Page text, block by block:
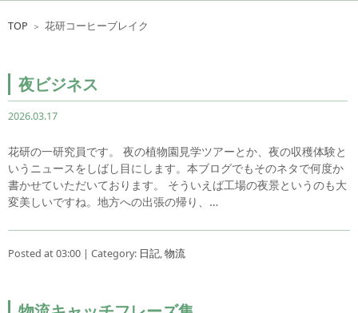
TOP ＞ 花研コーヒーブレイク
夜ビジネス
2026.03.17
花研の一研究員です。 夜の植物園見学ツアーとか、夜の収穫体験と
いうニュースをしばし目にします。本ブログでもそのネタで何度か
書かせていただいております。 そういえば工場の夜景というのも大
変美しいですね。地方への出張の帰り、…
Posted at 03:00 | Category: 日記,物流